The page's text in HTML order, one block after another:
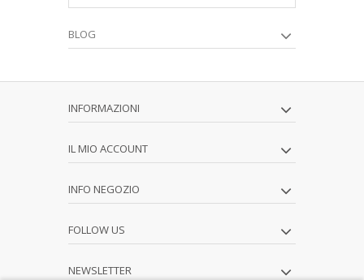
CONSEGNA
SODDISFATTI O RIMBORSATI
CONDIZIONI GENERALI DI VENDITA
PRIVACY E COOKIES
LUDICA E VETRINISTICA
BLOG
INFORMAZIONI
IL MIO ACCOUNT
INFO NEGOZIO
FOLLOW US
NEWSLETTER